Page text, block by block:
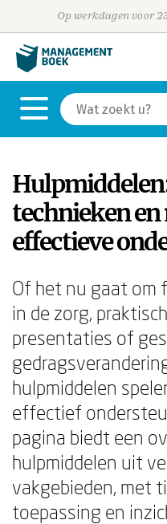
Op werkdagen voor
technieken
effectieve
Of het nu gaat om
in de zorg,
presentaties of
hulpmiddelen
effectief
pagina biedt een
hulpmiddelen uit
vakgebieden, met
toepassing en